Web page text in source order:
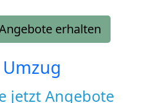
erhalten
jetzt Angebote